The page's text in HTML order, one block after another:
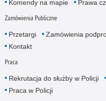
Komendy na mapie
Prawa
Zamówienia Publiczne
Przetargi Zamówienia
Kontakt
Praca
Rekrutacja do służby w Policji
Praca w Policji